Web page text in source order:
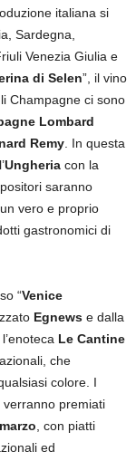
italiana si
Sardegna,
Venezia Giulia e
di Selen”, il vino
Champagne ci sono
Lombard
Remy. In questa
Ungheria con la
saranno
vero e proprio
gastronomici di
“Venice
Egnews e dalla
Le Cantine
che
colore. I
verranno premiati
, con piatti
ed